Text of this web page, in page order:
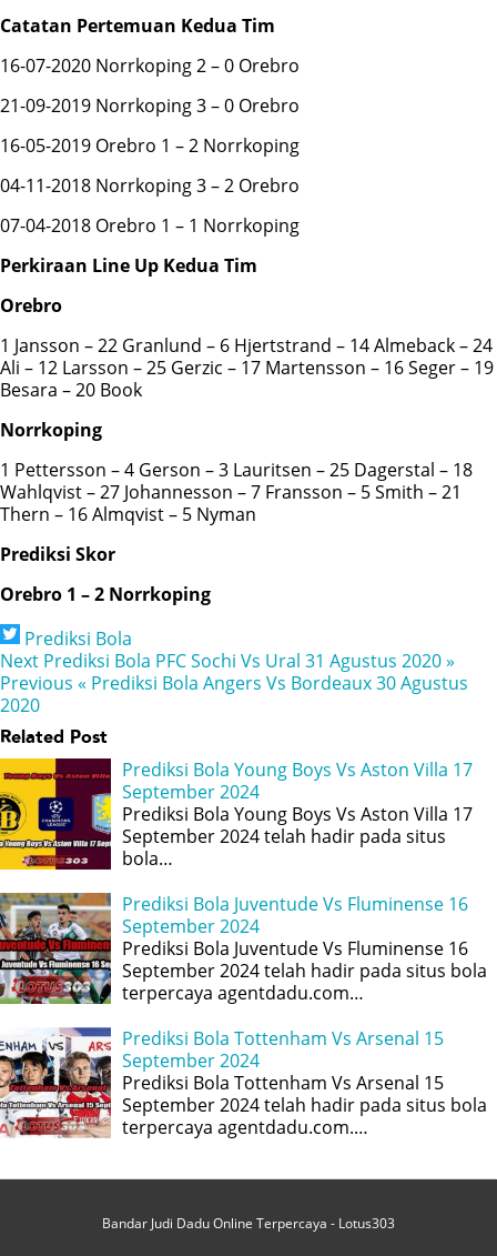
Catatan Pertemuan Kedua Tim
16-07-2020 Norrkoping 2 – 0 Orebro
21-09-2019 Norrkoping 3 – 0 Orebro
16-05-2019 Orebro 1 – 2 Norrkoping
04-11-2018 Norrkoping 3 – 2 Orebro
07-04-2018 Orebro 1 – 1 Norrkoping
Perkiraan Line Up Kedua Tim
Orebro
1 Jansson – 22 Granlund – 6 Hjertstrand – 14 Almeback – 24
Ali – 12 Larsson – 25 Gerzic – 17 Martensson – 16 Seger – 19
Besara – 20 Book
Norrkoping
1 Pettersson – 4 Gerson – 3 Lauritsen – 25 Dagerstal – 18
Wahlqvist – 27 Johannesson – 7 Fransson – 5 Smith – 21
Thern – 16 Almqvist – 5 Nyman
Prediksi Skor
Orebro 1 – 2 Norrkoping
Prediksi Bola
Next Prediksi Bola PFC Sochi Vs Ural 31 Agustus 2020 »
Previous « Prediksi Bola Angers Vs Bordeaux 30 Agustus
2020
Related Post
Prediksi Bola Young Boys Vs Aston Villa 17
September 2024
Prediksi Bola Young Boys Vs Aston Villa 17
September 2024 telah hadir pada situs
bola…
Prediksi Bola Juventude Vs Fluminense 16
September 2024
Prediksi Bola Juventude Vs Fluminense 16
September 2024 telah hadir pada situs bola
terpercaya agentdadu.com…
Prediksi Bola Tottenham Vs Arsenal 15
September 2024
Prediksi Bola Tottenham Vs Arsenal 15
September 2024 telah hadir pada situs bola
terpercaya agentdadu.com.…
Bandar Judi Dadu Online Terpercaya - Lotus303